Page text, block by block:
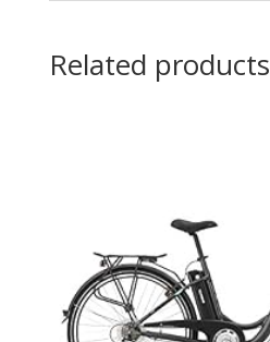
Related products